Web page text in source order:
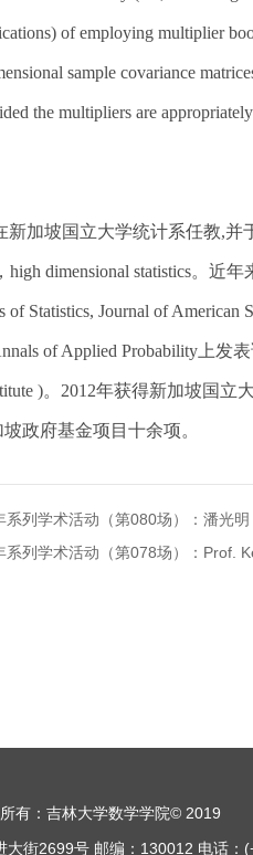
of employing multiplier
sample covariance
the multipliers are
加坡国立大学统计系任教,并
high dimensional statistics。
Statistics, Journal of American
of Applied Probability上
)。2012年获得新加坡国立
政府基金项目十余项。
系列学术活动（第080场）：潘光
系列学术活动（第078场）：Prof.
有：吉林大学数学学院© 2019
大街2699号 邮编：130012 电话：